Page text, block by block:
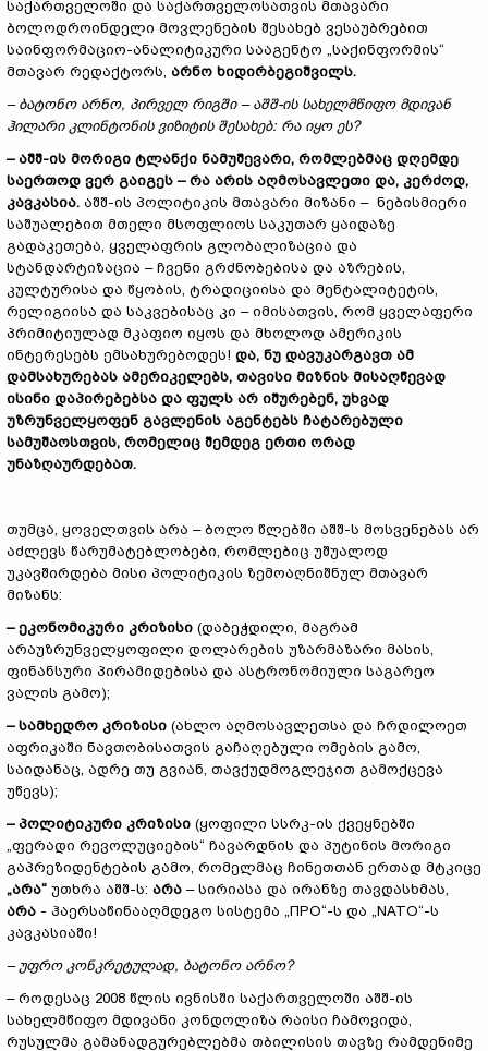
საქართველოში და საქართველოსათვის მთავარი
ბოლოდროინდელი მოვლენების შესახებ ვესაუბრებით
საინფორმაციო-ანალიტიკური სააგენტო „საქინფორმის“
მთავარ რედაქტორს, არნო ხიდირბეგიშვილს.
– ბატონო არნო, პირველ რიგში – აშშ-ის სახელმწიფო მდივან
ჰილარი კლინტონის ვიზიტის შესახებ: რა იყო ეს?
– აშშ-ის მორიგი ტლანქი ნამუშევარი, რომლებმაც დღემდე
საერთოდ ვერ გაიგეს – რა არის აღმოსავლეთი და, კერძოდ,
კავკასია. აშშ-ის პოლიტიკის მთავარი მიზანი – ნებისმიერი
საშუალებით მთელი მსოფლიოს საკუთარ ყაიდაზე
გადაკეთება, ყველაფრის გლობალიზაცია და
სტანდარტიზაცია – ჩვენი გრძნობებისა და აზრების,
კულტურისა და წყობის, ტრადიციისა და მენტალიტეტის,
რელიგიისა და საკვებისაც კი – იმისათვის, რომ ყველაფერი
პრიმიტიულად მკაფიო იყოს და მხოლოდ ამერიკის
ინტერესებს ემსახურებოდეს! და, ნუ დავუკარგავთ ამ
დამსახურებას ამერიკელებს, თავისი მიზნის მისაღწევად
ისინი დაპირებებსა და ფულს არ იშურებენ, უხვად
უზრუნველყოფენ გავლენის აგენტებს ჩატარებული
სამუშაოსთვის, რომელიც შემდეგ ერთი ორად
უნაზღაურდებათ.
თუმცა, ყოველთვის არა – ბოლო წლებში აშშ-ს მოსვენებას არ
აძლევს წარუმატებლობები, რომლებიც უშუალოდ
უკავშირდება მისი პოლიტიკის ზემოაღნიშნულ მთავარ
მიზანს:
– ეკონომიკური კრიზისი (დაბეჭდილი, მაგრამ
არაუზრუნველყოფილი დოლარების უზარმაზარი მასის,
ფინანსური პირამიდებისა და ასტრონომიული საგარეო
ვალის გამო);
– სამხედრო კრიზისი (ახლო აღმოსავლეთსა და ჩრდილოეთ
აფრიკაში ნავთობისათვის გაჩაღებული ომების გამო,
საიდანაც, ადრე თუ გვიან, თავქუდმოგლეჯით გამოქცევა
უწევს);
– პოლიტიკური კრიზისი (ყოფილი სსრკ-ის ქვეყნებში
„ფერადი რევოლუციების“ ჩავარდნის და პუტინის მორიგი
გაპრეზიდენტების გამო, რომელმაც ჩინეთთან ერთად მტკიცე
„არა“ უთხრა აშშ-ს: არა – სირიასა და ირანზე თავდასხმას,
არა - ჰაერსაწინააღმდეგო სისტემა „ПРО“-ს და „NATO“-ს
კავკასიაში!
– უფრო კონკრეტულად, ბატონო არნო?
– როდესაც 2008 წლის ივნისში საქართველოში აშშ-ის
სახელმწიფო მდივანი კონდოლიზა რაისი ჩამოვიდა,
რუსულმა გამანადგურებლებმა თბილისის თავზე რამდენიმე